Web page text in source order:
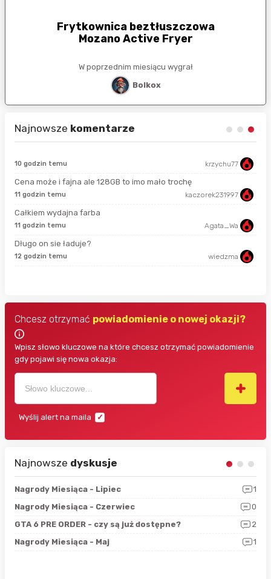
Frytkownica beztłuszczowa
Mozano Active Fryer
W poprzednim miesiącu wygrał
Bolkox
Najnowsze komentarze
10 godzin temu krzychu77
Cena może i fajna ale 128GB to imo mało trochę
11 godzin temu kaczorek231997
Całkiem wydajna farba
11 godzin temu Agata_Wa
Długo on sie ładuje?
12 godzin temu wiedzma
Chcesz otrzymać powiadomienie o nowej okazji?
Wpisz słowo kluczowe na które chcesz otrzymać powiadomienie
gdy pojawi się nowa okazja:
Wyślij alert na maila
Najnowsze dyskusje
Nagrody Miesiąca - Lipiec
1
Nagrody Miesiąca - Czerwiec
0
GTA 6 PRE ORDER - czy są już dostępne?
2
Nagrody Miesiąca - Maj
1